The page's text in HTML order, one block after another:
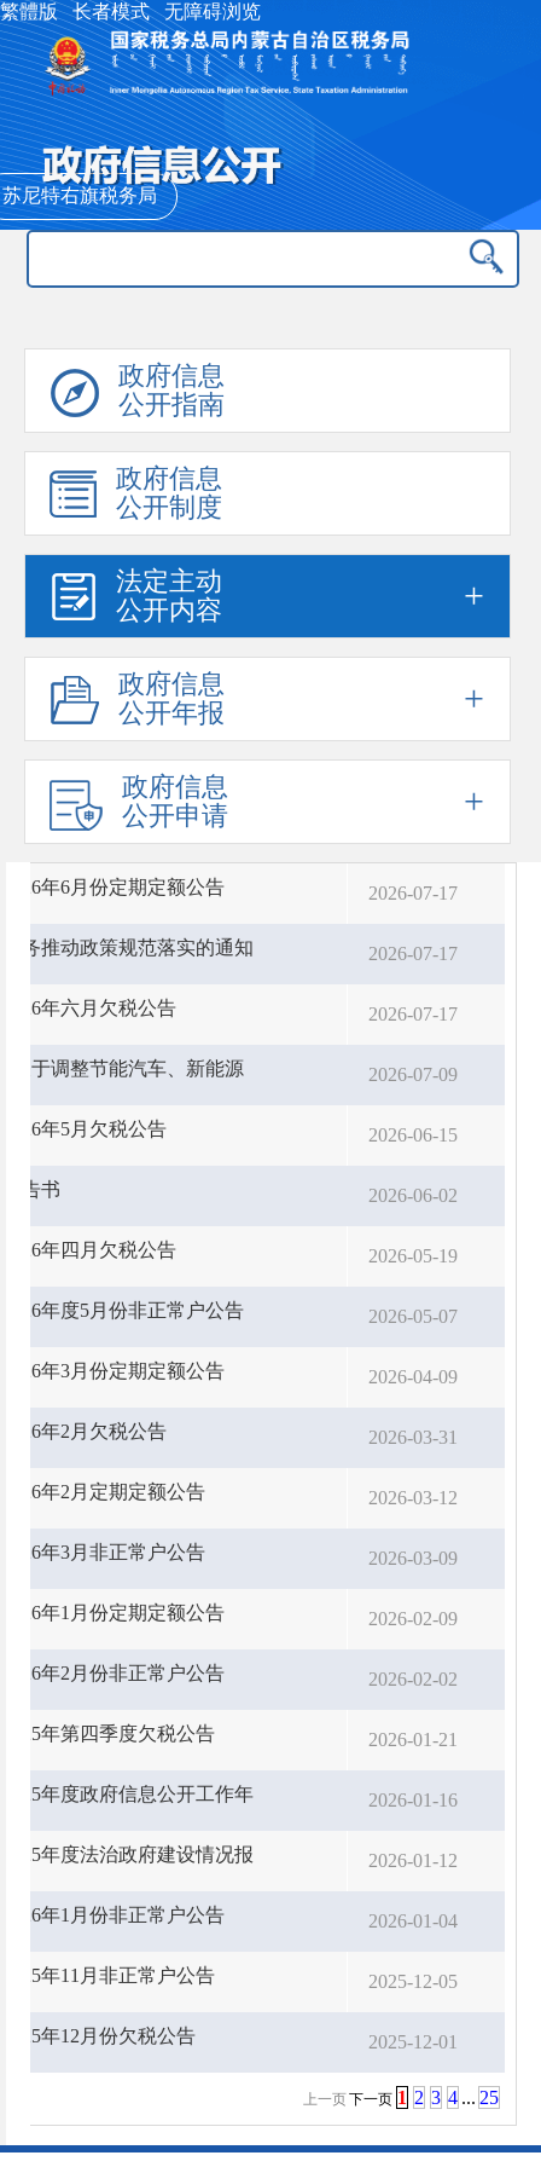
繁體版 长者模式 无障碍浏览
苏尼特右旗税务局
政府信息
公开指南
政府信息
公开制度
法定主动
公开内容
+
政府信息
公开年报
+
政府信息
公开申请
+